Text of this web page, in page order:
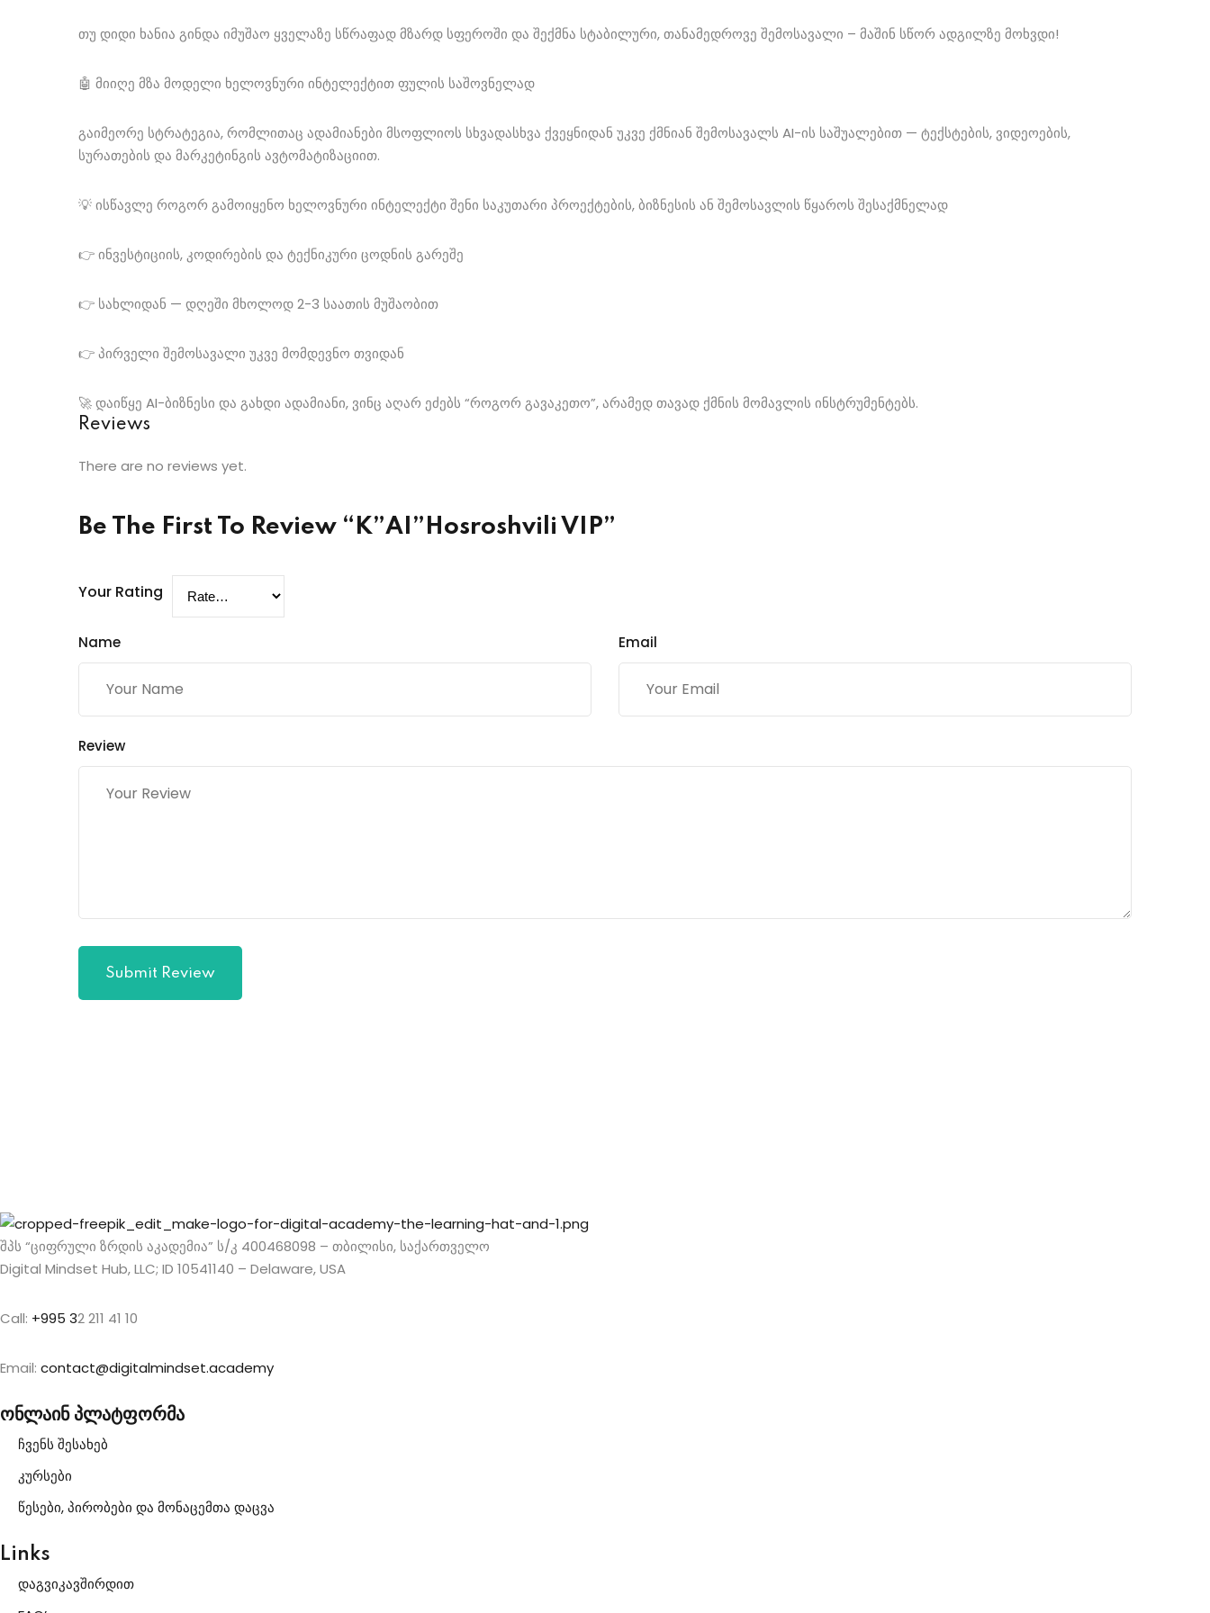
თუ დიდი ხანია გინდა იმუშაო ყველაზე სწრაფად მზარდ სფეროში და შექმნა სტაბილური, თანამედროვე შემოსავალი – მაშინ სწორ ადგილზე მოხვდი!
🤖 მიიღე მზა მოდელი ხელოვნური ინტელექტით ფულის საშოვნელად
გაიმეორე სტრატეგია, რომლითაც ადამიანები მსოფლიოს სხვადასხვა ქვეყნიდან უკვე ქმნიან შემოსავალს AI-ის საშუალებით — ტექსტების, ვიდეოების,
სურათების და მარკეტინგის ავტომატიზაციით.
💡 ისწავლე როგორ გამოიყენო ხელოვნური ინტელექტი შენი საკუთარი პროექტების, ბიზნესის ან შემოსავლის წყაროს შესაქმნელად
👉 ინვესტიციის, კოდირების და ტექნიკური ცოდნის გარეშე
👉 სახლიდან — დღეში მხოლოდ 2-3 საათის მუშაობით
👉 პირველი შემოსავალი უკვე მომდევნო თვიდან
🚀 დაიწყე AI-ბიზნესი და გახდი ადამიანი, ვინც აღარ ეძებს “როგორ გავაკეთო”, არამედ თავად ქმნის მომავლის ინსტრუმენტებს.
Reviews
There are no reviews yet.
Be The First To Review “K”AI”Hosroshvili VIP”
Your Rating
Name Email
Review
Submit Review
შპს “ციფრული ზრდის აკადემია” ს/კ 400468098 – თბილისი, საქართველო
Digital Mindset Hub, LLC; ID 10541140 – Delaware, USA
Call: +995 32 211 41 10
Email: contact@digitalmindset.academy
ონლაინ პლატფორმა
ჩვენს შესახებ
კურსები
წესები, პირობები და მონაცემთა დაცვა
Links
დაგვიკავშირდით